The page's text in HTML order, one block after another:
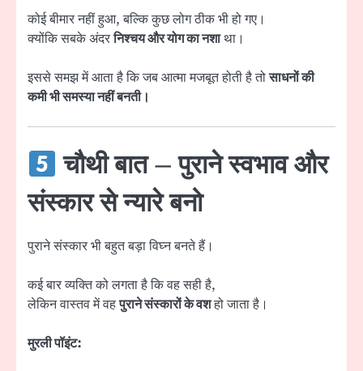
कोई बीमार नहीं हुआ, बल्कि कुछ लोग ठीक भी हो गए।
क्योंकि सबके अंदरनिश्चय और योग का नशाथा।
इससे समझ में आता है कि जब आत्मा मजबूत होती है तोसाधनों की
कमी भी समस्या नहीं बनती।
चौथी बात –पुराने स्वभाव और
संस्कार से न्यारे बनो
पुराने संस्कार भी बहुत बड़ा विघ्न बनते हैं।
कई बार व्यक्ति को लगता है कि वह सही है,
लेकिन वास्तव में वहपुराने संस्कारों के वशहो जाता है।
मुरली पॉइंट: